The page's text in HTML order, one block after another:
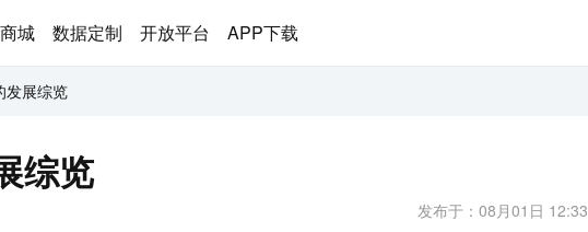
城 数据定制 开放平台 APP下载
发展综览
综览
发布于：08月01日 12:33